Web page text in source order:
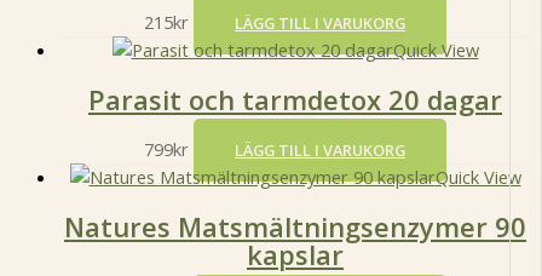
215kr LÄGG TILL I VARUKORG
Quick View
Parasit och tarmdetox 20 dagar
799kr LÄGG TILL I VARUKORG
Quick View
Natures Matsmältningsenzymer 90
kapslar